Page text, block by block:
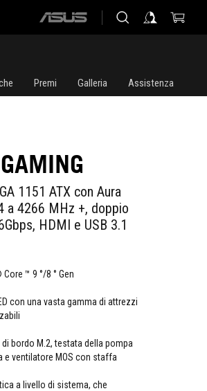
ASUS
Premi Galleria Assistenza
1151 ATX con Aura
a 4266 MHz +, doppio
HDMI e USB 3.1
™ 9 °/8 ° Gen
con una vasta gamma di attrezzi
bordo M.2, testata della pompa
ventilatore MOS con staffa
a livello di sistema, che